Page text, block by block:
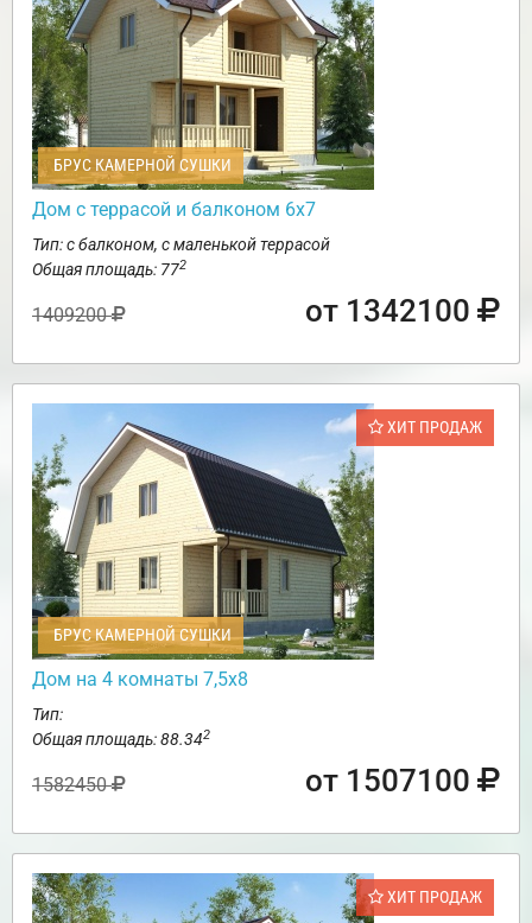
БРУС КАМЕРНОЙ СУШКИ
Дом с террасой и балконом 6х7
Тип: с балконом, с маленькой террасой
Общая площадь: 772
1409200 от 1342100
ХИТ ПРОДАЖ
БРУС КАМЕРНОЙ СУШКИ
Дом на 4 комнаты 7,5х8
Тип:
Общая площадь: 88.342
1582450 от 1507100
ХИТ ПРОДАЖ